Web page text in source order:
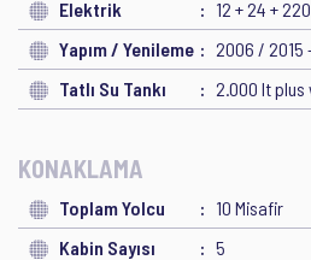
Elektrik
12 + 24 +
Yapım / Yenileme
2006 / 2015
Tatlı Su Tankı
2.000 lt
KONAKLAMA
Toplam Yolcu
10 Misafir
Kabin Sayısı
5